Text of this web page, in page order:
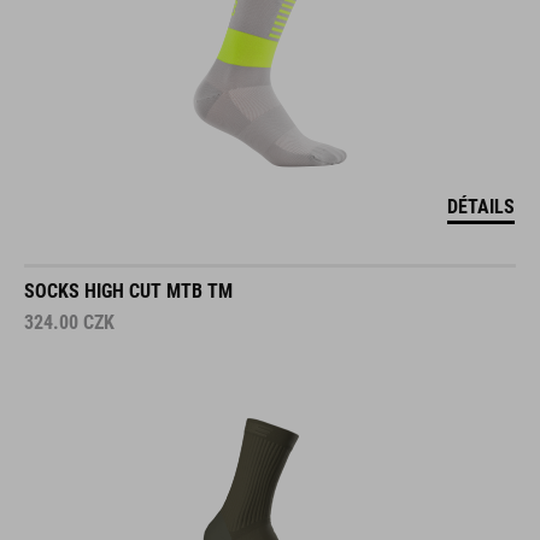
DÉTAILS
SOCKS HIGH CUT MTB TM
324.00 CZK